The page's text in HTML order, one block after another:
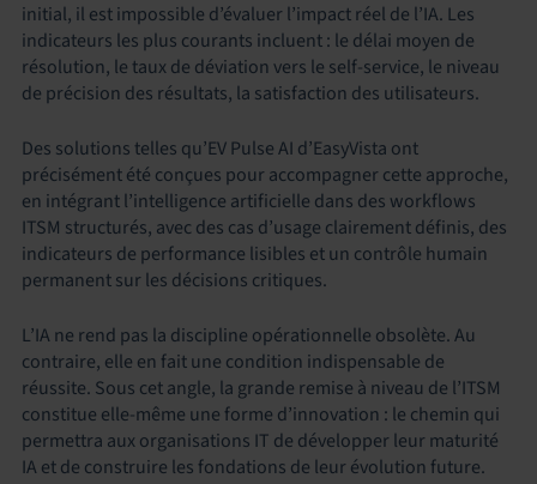
initial, il est impossible d’évaluer l’impact réel de l’IA. Les
indicateurs les plus courants incluent : le délai moyen de
résolution, le taux de déviation vers le self-service, le niveau
de précision des résultats, la satisfaction des utilisateurs.
Des solutions telles qu’EV Pulse AI d’EasyVista ont
précisément été conçues pour accompagner cette approche,
en intégrant l’intelligence artificielle dans des workflows
ITSM structurés, avec des cas d’usage clairement définis, des
indicateurs de performance lisibles et un contrôle humain
permanent sur les décisions critiques.
L’IA ne rend pas la discipline opérationnelle obsolète. Au
contraire, elle en fait une condition indispensable de
réussite. Sous cet angle, la grande remise à niveau de l’ITSM
constitue elle-même une forme d’innovation : le chemin qui
permettra aux organisations IT de développer leur maturité
IA et de construire les fondations de leur évolution future.